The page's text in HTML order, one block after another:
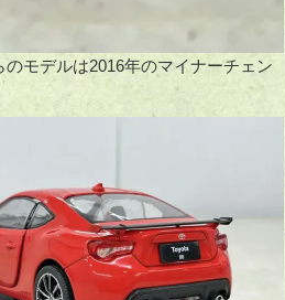
モデルは2016年のマイナーチェン